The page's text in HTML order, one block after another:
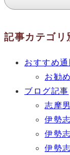
記事カテゴリ
おすすめ
お勧
ブログ記事
志摩
伊勢
伊勢
伊勢